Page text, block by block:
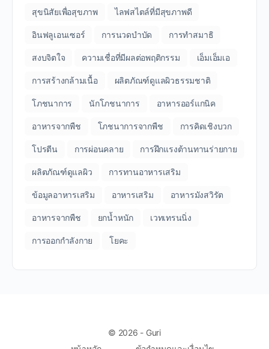
สุขนิสัยเพื่อสุขภาพ ไลฟสไตล์ที่มีสุขภาพดี
อินฟลูเอนเซอร์ การนวดบำบัด การทำสมาธิ
สงบจิตใจ ความเชื่อที่มีผลต่อพฤติกรรม เอ็มเอ็มเอ
การสร้างกล้ามเนื้อ ผลิตภัณฑ์ดูแลผิวธรรมชาติ
โภชนาการ นักโภชนาการ อาหารออร์แกนิค
อาหารจากพืช โภชนาการจากพืช การคิดเชิงบวก
โปรตีน การผ่อนคลาย การฝึกแรงต้านทานร่ายกาย
ผลิตภัณฑ์ดูแลผิว การทานอาหารเสริม
ข้อมูลอาหารเสริม อาหารเสริม อาหารมังสวิรัต
อาหารจากพืช ยกน้ำหนัก เวทเทรนนิ่ง
การออกกำลังกาย โยคะ
© 2026 - Guri